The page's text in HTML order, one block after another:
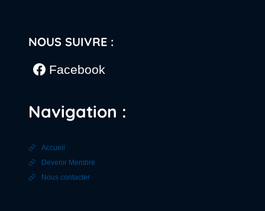
NOUS SUIVRE :
Facebook
Navigation :
Accueil
Devenir Membre
Nous contacter